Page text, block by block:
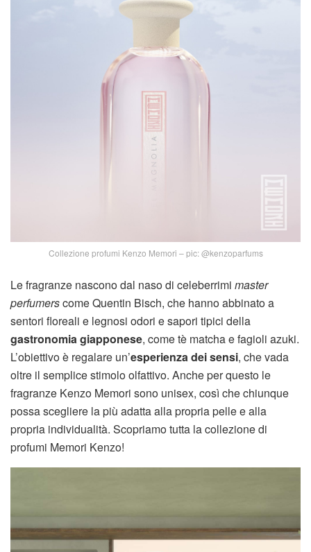
Collezione profumi Kenzo Memori – pic: @kenzoparfums
Le fragranze nascono dal naso di celeberrimi master
perfumerscome Quentin Bisch, che hanno abbinato a
sentori floreali e legnosi odori e sapori tipici della
gastronomia giapponese, come tè matcha e fagioli azuki.
L’obiettivo è regalare un’esperienza dei sensi, che vada
oltre il semplice stimolo olfattivo. Anche per questo le
fragranze Kenzo Memori sono unisex, così che chiunque
possa scegliere la più adatta alla propria pelle e alla
propria individualità. Scopriamo tutta la collezione di
profumi Memori Kenzo!